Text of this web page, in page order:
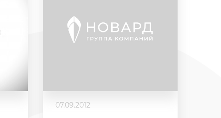
07.09.2012